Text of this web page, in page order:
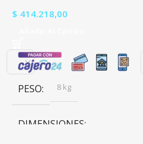
$ 414.218,00
PESO 8 kg
DIMENSIONES